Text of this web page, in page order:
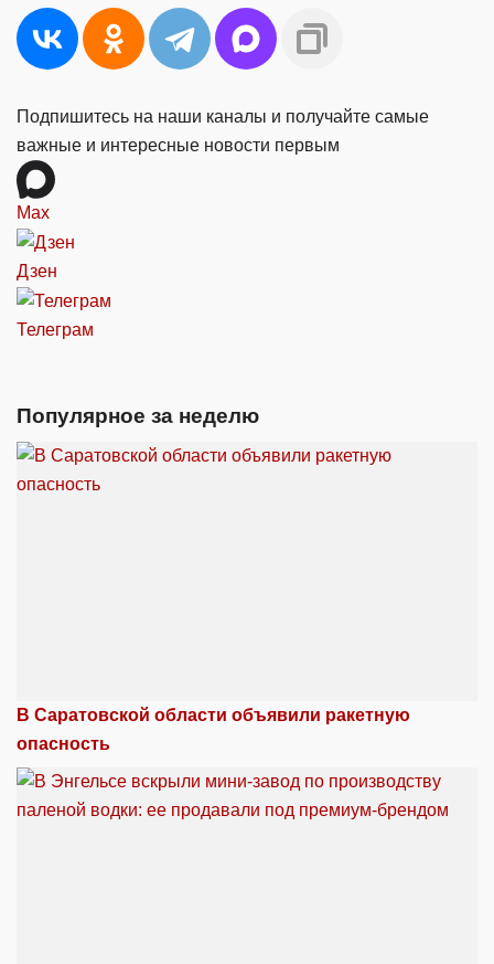
Подпишитесь на наши каналы и получайте самые
важные и интересные новости первым
Max
Дзен
Телеграм
Популярное за неделю
В Саратовской области объявили ракетную
опасность